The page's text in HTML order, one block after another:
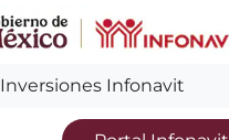
Inversiones Infonavit